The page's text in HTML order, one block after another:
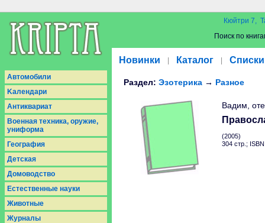
Кюйтри 7,
Поиск по
Новинки Каталог Списки
Aвтомобили
Kалендари
Антиквариат
Военная техника, оружие,
униформа
География
Детская
Домоводство
Естественные науки
Животные
Журналы
Раздел: Эзотерика → Разное
Вадим,
(2005)
304 стр.;